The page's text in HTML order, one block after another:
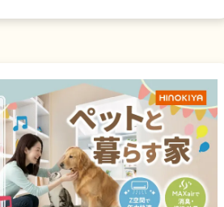
ら始めましょう！ 実際の
サイズで、 さまざまな
ストの内装を一度にご覧いた
パニーズモダン
ークビンテー
イル・シックモダンスタイ
主様のアン
に保ちます！ そもそも
に？ Z空調は、家中
でも快適な温度を保てる桧家
全館空調システム。 なん
時間365日、家全体を快適
保ちます！ そして桧
は全館空調シェアNo,1の第